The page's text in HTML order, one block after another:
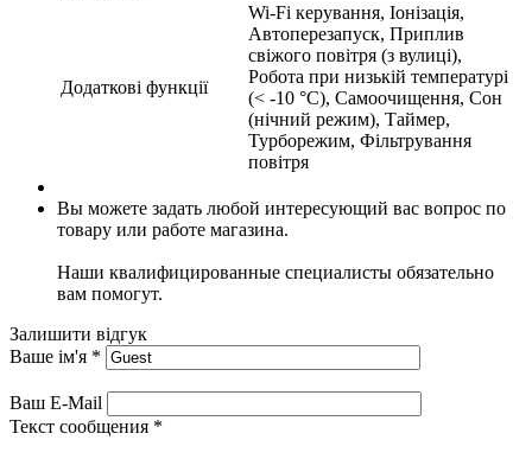
Додаткові функції
Wi-Fi керування, Іонізація,
Автоперезапуск, Приплив
свіжого повітря (з вулиці),
Робота при низькій температурі
(< -10 °C), Самоочищення, Сон
(нічний режим), Таймер,
Турборежим, Фільтрування
повітря
Вы можете задать любой интересующий вас вопрос по
товару или работе магазина.
Наши квалифицированные специалисты обязательно
вам помогут.
Залишити відгук
Ваше ім'я *
Ваш E-Mail
Текст сообщения *